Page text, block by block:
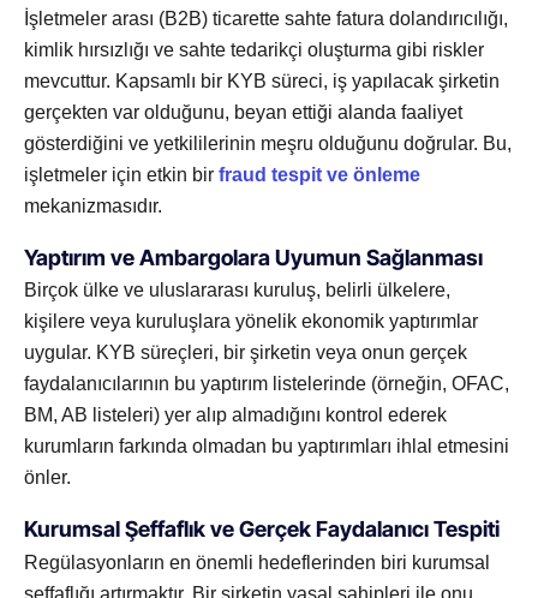
İşletmeler arası (B2B) ticarette sahte fatura dolandırıcılığı,
kimlik hırsızlığı ve sahte tedarikçi oluşturma gibi riskler
mevcuttur. Kapsamlı bir KYB süreci, iş yapılacak şirketin
gerçekten var olduğunu, beyan ettiği alanda faaliyet
gösterdiğini ve yetkililerinin meşru olduğunu doğrular. Bu,
işletmeler için etkin bir fraud tespit ve önleme
mekanizmasıdır.
Yaptırım ve Ambargolara Uyumun Sağlanması
Birçok ülke ve uluslararası kuruluş, belirli ülkelere,
kişilere veya kuruluşlara yönelik ekonomik yaptırımlar
uygular. KYB süreçleri, bir şirketin veya onun gerçek
faydalanıcılarının bu yaptırım listelerinde (örneğin, OFAC,
BM, AB listeleri) yer alıp almadığını kontrol ederek
kurumların farkında olmadan bu yaptırımları ihlal etmesini
önler.
Kurumsal Şeffaflık ve Gerçek Faydalanıcı Tespiti
Regülasyonların en önemli hedeflerinden biri kurumsal
şeffaflığı artırmaktır. Bir şirketin yasal sahipleri ile onu